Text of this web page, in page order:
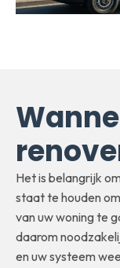
Het is belangrijk
staat te houden
van uw woning te
daarom
en uw systeem